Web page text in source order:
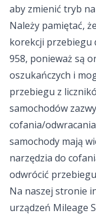
aby zmienić tryb
Należy pamiętać,
korekcji przebiegu
958, ponieważ są
oszukańczych i
przebiegu z
samochodów
cofania/
samochody mają
narzędzia do
odwrócić
Na naszej stronie
urządzeń Mileage